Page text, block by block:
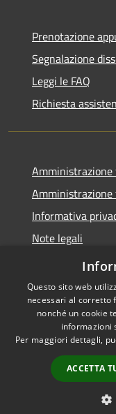
Prenotazione
Segnalazione
Leggi le FAQ
Richiesta
Informativa
Note legali
Dichiarazione di
Accessibilità
Questo sito web
necessari al corretto
nonché un cookie
informazioni
Per maggiori dettagli,
ACCETTA